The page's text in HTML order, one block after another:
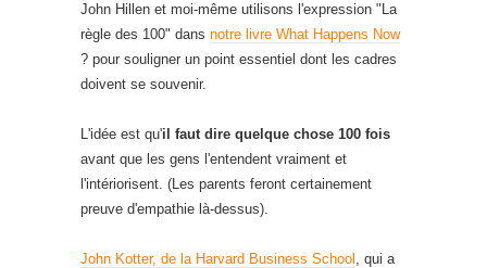
John Hillen et moi-même utilisons l'expression "La
règle des 100" dans notre livre What Happens Now
? pour souligner un point essentiel dont les cadres
doivent se souvenir.
L'idée est qu'il faut dire quelque chose 100 fois
avant que les gens l'entendent vraiment et
l'intériorisent. (Les parents feront certainement
preuve d'empathie là-dessus).
John Kotter, de la Harvard Business School , qui a